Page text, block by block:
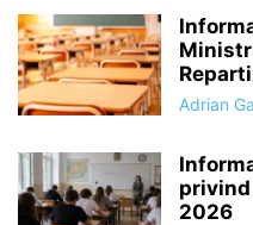
Adrian
privind
2026